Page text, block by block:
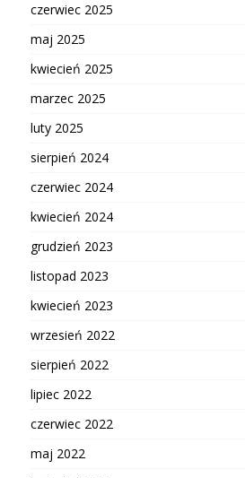
czerwiec 2025
maj 2025
kwiecień 2025
marzec 2025
luty 2025
sierpień 2024
czerwiec 2024
kwiecień 2024
grudzień 2023
listopad 2023
kwiecień 2023
wrzesień 2022
sierpień 2022
lipiec 2022
czerwiec 2022
maj 2022